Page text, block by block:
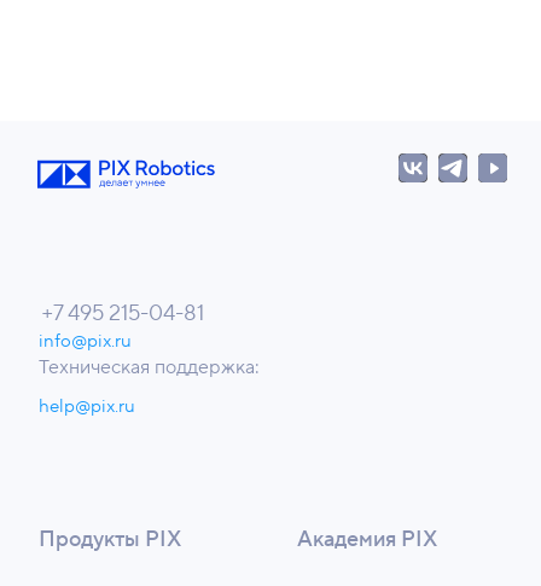
Продукты PIX Академия PIX
+7 495 215-04-81
info@pix.ru
Техническая поддержка:
help@pix.ru